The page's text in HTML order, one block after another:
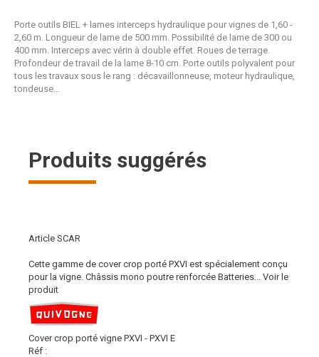
Porte outils BIEL + lames interceps hydraulique pour vignes de 1,60 -
2,60 m. Longueur de lame de 500 mm. Possibilité de lame de 300 ou
400 mm. Interceps avec vérin à double effet. Roues de terrage.
Profondeur de travail de la lame 8-10 cm. Porte outils polyvalent pour
tous les travaux sous le rang : décavaillonneuse, moteur hydraulique,
tondeuse...
Produits suggérés
Article SCAR
Cette gamme de cover crop porté PXVI est spécialement conçu
pour la vigne. Châssis mono poutre renforcée Batteries...
Voir le
produit
Cover crop porté vigne PXVI - PXVI E
Réf :